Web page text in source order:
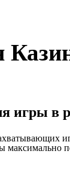
игры в
максимально